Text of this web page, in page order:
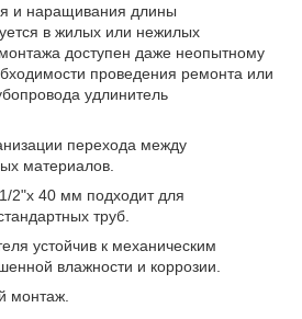
и наращивания длины
в жилых или нежилых
доступен даже неопытному
проведения ремонта или
удлинитель
перехода между
материалов.
2"х 40 мм подходит для
труб.
устойчив к механическим
влажности и коррозии.
монтаж.